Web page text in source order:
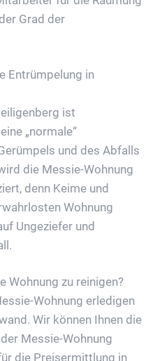
Grad der
Entrümpelung in
ist
„normale“
und des Abfalls
die Messie-Wohnung
denn Keime und
Wohnung
Ungeziefer und
Wohnung zu reinigen?
Wohnung erledigen
Wir können Ihnen die
Messie-Wohnung
die Preisermittlung in